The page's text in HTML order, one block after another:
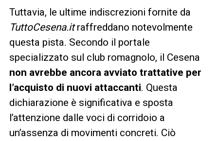
Tuttavia, le ultime indiscrezioni fornite da
TuttoCesena.itraffreddano notevolmente
questa pista. Secondo il portale
specializzato sul club romagnolo, il Cesena
non avrebbe ancora avviato trattative per
l’acquisto di nuovi attaccanti. Questa
dichiarazione è significativa e sposta
l’attenzione dalle voci di corridoio a
un’assenza di movimenti concreti. Ciò